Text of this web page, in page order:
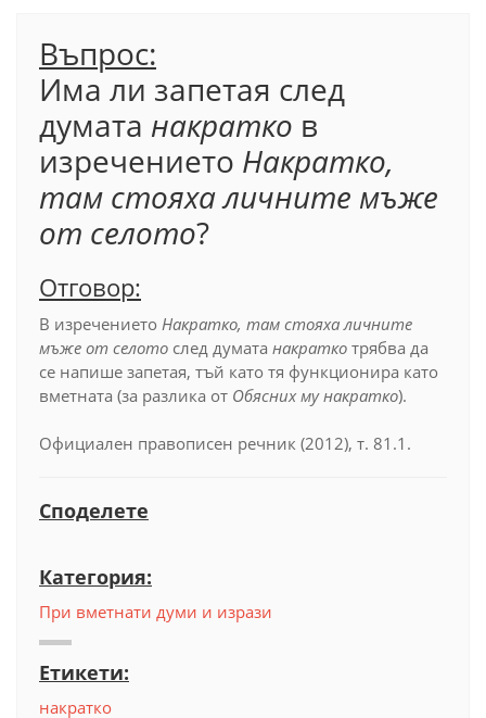
Въпрос:
Има ли запетая след
думата накратко в
изречението Накратко,
там стояха личните мъже
от селото?
Отговор:
В изречението Накратко, там стояха личните
мъже от селото след думата накратко трябва да
се напише запетая, тъй като тя функционира като
вметната (за разлика от Обясних му накратко).
Официален правописен речник (2012), т. 81.1.
Споделете
Категория:
При вметнати думи и изрази
Етикети:
накратко